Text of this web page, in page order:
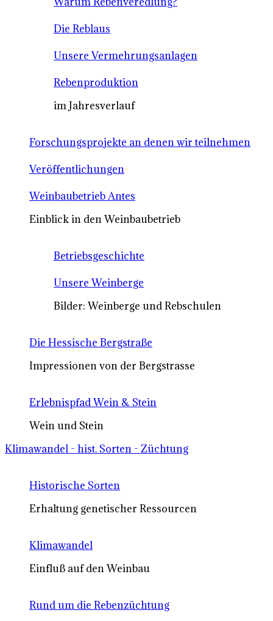
Die Reblaus
Unsere Vermehrungsanlagen
Rebenproduktion
im Jahresverlauf
Forschungsprojekte an denen wir teilnehmen
Veröffentlichungen
Weinbaubetrieb Antes
Einblick in den Weinbaubetrieb
Betriebsgeschichte
Unsere Weinberge
Bilder: Weinberge und Rebschulen
Die Hessische Bergstraße
Impressionen von der Bergstrasse
Erlebnispfad Wein & Stein
Wein und Stein
Klimawandel - hist. Sorten - Züchtung
Historische Sorten
Erhaltung genetischer Ressourcen
Klimawandel
Einfluß auf den Weinbau
Rund um die Rebenzüchtung